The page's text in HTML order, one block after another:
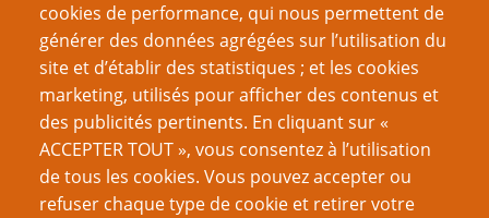
Histoire et perception du jeu de rôle
Auteur.ice.s
John H. Kim
Nom du site d'Origine
John H. Kim Roleplaying Page
cookies de performance, qui nous permettent de
générer des données agrégées sur l’utilisation du
site et d’établir des statistiques ; et les cookies
marketing, utilisés pour afficher des contenus et
des publicités pertinents. En cliquant sur «
ACCEPTER TOUT », vous consentez à l’utilisation
de tous les cookies. Vous pouvez accepter ou
refuser chaque type de cookie et retirer votre